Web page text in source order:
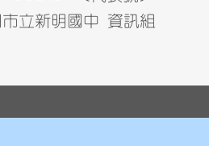
立新明國中 資訊組